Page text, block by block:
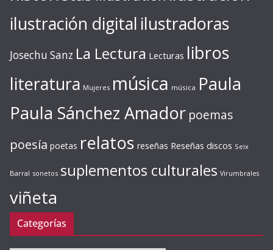
ilustración digital ilustradoras
Josechu Sanz La Lectura Lecturas libros
literatura Mujeres música música Paula
Paula Sánchez Amador poemas
poesía poetas relatos reseñas Reseñas discos Seix
Barral sonetos suplementos culturales Virumbrales
viñeta
Categorías